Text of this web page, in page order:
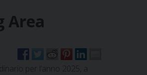
Area
per l’anno 2025, a